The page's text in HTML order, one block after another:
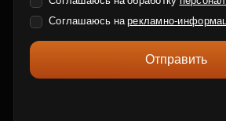
Соглашаюсь нарекламно-
Отправить